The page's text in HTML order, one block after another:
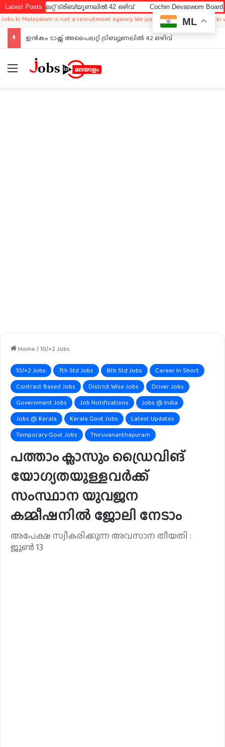
Latest Postsട്രിബ്യൂണലിൽ 42 ഒഴിവ് Cochin Devaswom Board LD
Malayalam is not a recruitment agency. We just sharing available job in
ഇൻകം ടാക്സ് അപൈലറ്റ് ട്രിബ്യൂണലിൽ 42 ഒഴിവ്
Menu
Home/10/+2 Jobs
10/+2 Jobs 7th Std Jobs 8th Std Jobs
Career In Short
Contract Based Jobs
District Wise Jobs
Driver Jobs
Government Jobs
Job Notifications
Jobs @ India
Jobs @ Kerala
Kerala Govt Jobs
Latest Updates
Temporary Govt Jobs
Thiruvananthapuram
പത്താം ക്ലാസും ഡ്രൈവിങ്
യോഗ്യതയുള്ളവർക്ക്
സംസ്ഥാന യുവജന
കമ്മീഷനില്‍ ജോലി നേടാം
അപേക്ഷ സ്വീകരിക്കുന്ന അവസാന തീയതി :
ജൂണ്‍ 13
ML